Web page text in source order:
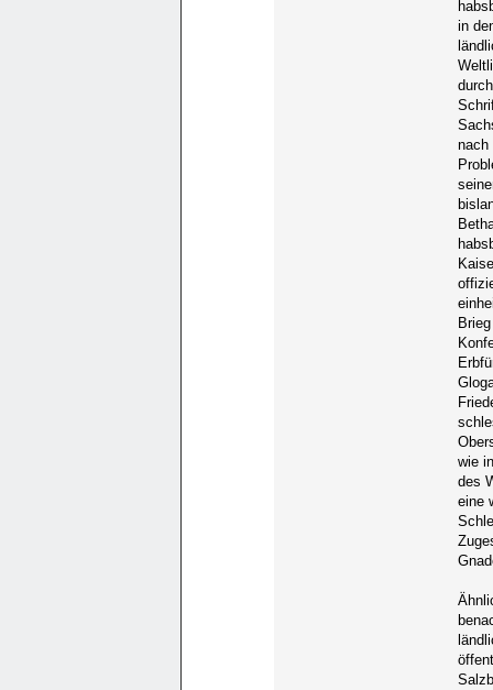
in
nach
wie
des
eine